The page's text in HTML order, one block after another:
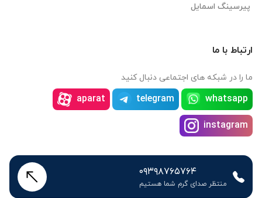
پیرسینگ اسمایل
ارتباط با ما
ما را در شبکه های اجتماعی دنبال کنید
whatsapp
telegram
aparat
instagram
۰۹۳۹۸۷۶۵۷۶۴
منتظر صدای گرم شما هستیم